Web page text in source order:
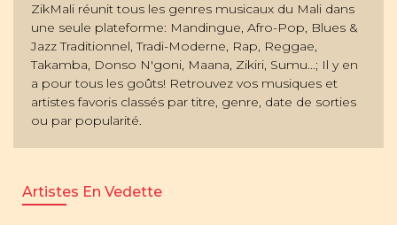
ZikMali réunit tous les genres musicaux du Mali dans
une seule plateforme: Mandingue, Afro-Pop, Blues &
Jazz Traditionnel, Tradi-Moderne, Rap, Reggae,
Takamba, Donso N'goni, Maana, Zikiri, Sumu...; Il y en
a pour tous les goûts! Retrouvez vos musiques et
artistes favoris classés par titre, genre, date de sorties
ou par popularité.
Artistes En Vedette